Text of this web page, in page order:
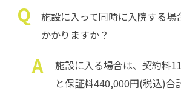
施設に入って同時に入院する場
かかりますか？
施設に入る場合は、契約料
と保証料440,000円(税込)合